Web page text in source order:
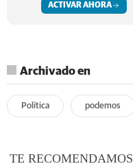
ACTIVAR AHORA
Archivado en
Política podemos
TE RECOMENDAMOS